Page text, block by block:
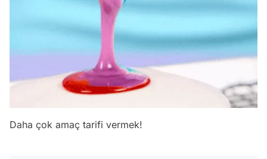
Daha çok amaç tarifi vermek!